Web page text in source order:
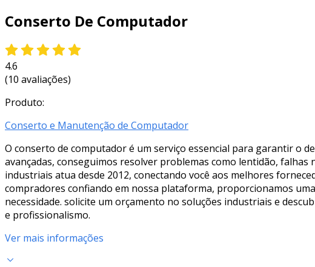
Conserto De Computador
4.6
(10 avaliações)
Produto:
Conserto e Manutenção de Computador
O conserto de computador é um serviço essencial para garantir o
avançadas, conseguimos resolver problemas como lentidão,
industriais atua desde 2012, conectando você aos melhores
compradores confiando em nossa plataforma, proporcionamos
necessidade. solicite um orçamento no soluções industriais e
e profissionalismo.
Ver mais informações